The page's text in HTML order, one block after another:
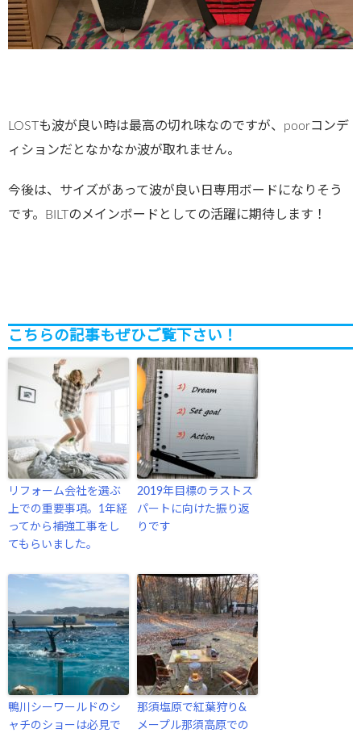
LOSTも波が良い時は最高の切れ味なのですが、poorコンデ
ィションだとなかなか波が取れません。
今後は、サイズがあって波が良い日専用ボードになりそう
です。BILTのメインボードとしての活躍に期待します！
こちらの記事もぜひご覧下さい！
リフォーム会社を選ぶ
上での重要事項。1年経
ってから補強工事をし
てもらいました。
2019年目標のラストス
パートに向けた振り返
りです
鴨川シーワールドのシ
ャチのショーは必見で
那須塩原で紅葉狩り&
メープル那須高原での